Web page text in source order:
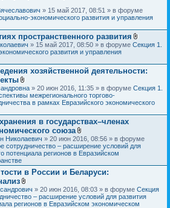
я
» 15 май 2017, 08:51 » в форуме
экономического развития и управления
пространственного развития
В
ж
е
и
» 15 май 2017, 08:50 » в форуме Секция 1.
развития и управления
хозяйственной деятельности:
В
л
о
е
н
и
я
» 20 июн 2016, 11:35 » в форуме Секция 1.
межрегионального торгово-
в рамках Евразийского экономического
в государствах–членах
союза
В
л
о
е
н
я
Николаевич » 20 июн 2016, 08:56 » в форуме
сотрудничество – расширение условий для
потенциала регионов в Евразийском
в России и Беларуси:
В
л
о
» 20 июн 2016, 08:03 » в форуме Секция
– расширение условий для развития
регионов в Евразийском экономическом